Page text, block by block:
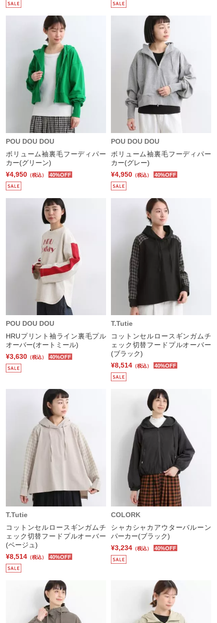
POU DOU DOU
ボリューム袖裏毛フーディパー
カー(グリーン)
¥4,950 （税込） 40%OFF
POU DOU DOU
ボリューム袖裏毛フーディパー
カー(グレー)
¥4,950 （税込） 40%OFF
POU DOU DOU
HRUプリント袖ライン裏毛プル
オーバー(オートミール)
¥3,630 （税込） 40%OFF
T.Tutie
コットンセルロースギンガムチ
ェック切替フードプルオーバー
(ブラック)
¥8,514 （税込） 40%OFF
T.Tutie
コットンセルロースギンガムチ
ェック切替フードプルオーバー
(ベージュ)
¥8,514 （税込） 40%OFF
COLORK
シャカシャカアウターバルーン
パーカー(ブラック)
¥3,234 （税込） 40%OFF